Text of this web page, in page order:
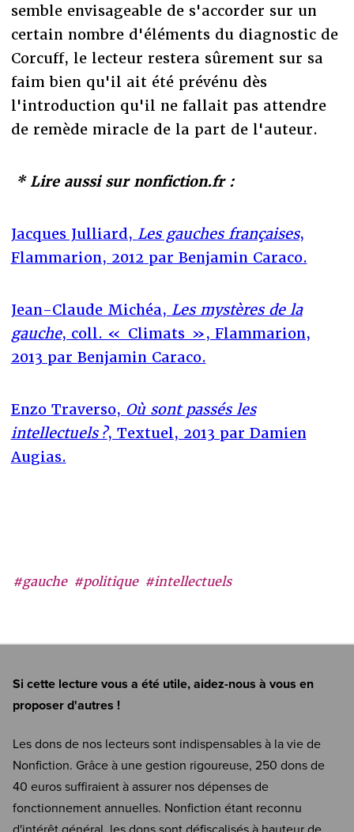
#gauche #politique #intellectuels
semble envisageable de s'accorder sur un
certain nombre d'éléments du diagnostic de
Corcuff, le lecteur restera sûrement sur sa
faim bien qu'il ait été prévénu dès
l'introduction qu'il ne fallait pas attendre
de remède miracle de la part de l'auteur.
* Lire aussi sur nonfiction.fr :
Jacques Julliard, Les gauches françaises,
Flammarion, 2012 par Benjamin Caraco.
Jean-Claude Michéa, Les mystères de la
gauche, coll. « Climats », Flammarion,
2013 par Benjamin Caraco.
Enzo Traverso, Où sont passés les
intellectuels ?, Textuel, 2013 par Damien
Augias.
Si cette lecture vous a été utile, aidez-nous à vous en
proposer d'autres !
Les dons de nos lecteurs sont indispensables à la vie de
Nonfiction. Grâce à une gestion rigoureuse, 250 dons de
40 euros suffiraient à assurer nos dépenses de
fonctionnement annuelles. Nonfiction étant reconnu